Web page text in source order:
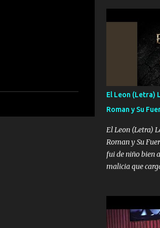
conciertos más
por el interés P...
inteligente junto
blindado el
al UNO QUE
Que no falten
mujeres porque
hay que estar
para atender
salta algún
gente ahí está el
también
problema no
NOS HACE
SIEMPRE VIO
SIGA EL
HERMANOS un
El Leon (Letra)
Roman y Su
El Leon (Letra)
Roman y Su
fui de niño bien
malicia que
Tranquilo me